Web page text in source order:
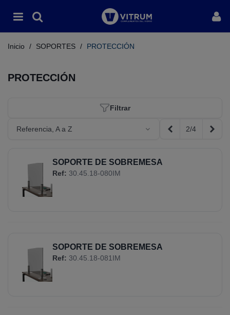
Inicio / SOPORTES / PROTECCIÓN
PROTECCIÓN
Filtrar
Referencia, A a Z Anterior
2/4
SOPORTE DE SOBREMESA
Ref: 30.45.18-080IM
SOPORTE DE SOBREMESA
Ref: 30.45.18-081IM